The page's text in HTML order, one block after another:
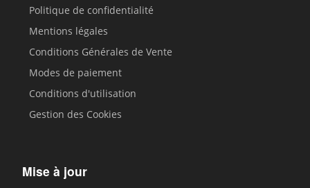
Politique de confidentialité
Mentions légales
Conditions Générales de Vente
Modes de paiement
Conditions d'utilisation
Gestion des Cookies
Mise à jour